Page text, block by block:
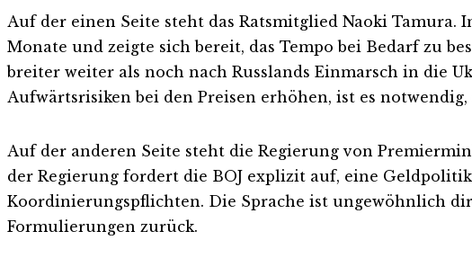
Auf der einen Seite steht das Ratsmitglied Naoki
Monate und zeigte sich bereit, das Tempo bei Bedarf zu
breiter weiter als noch nach Russlands Einmarsch in die
Aufwärtsrisiken bei den Preisen erhöhen, ist es
Auf der anderen Seite steht die Regierung von
der Regierung fordert die BOJ explizit auf, eine
Koordinierungspflichten. Die Sprache ist ungewöhnlich
Formulierungen zurück.